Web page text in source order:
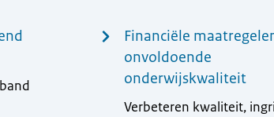
Financiële
onvoldoende
onderwijskwaliteit
Verbeteren kwaliteit,